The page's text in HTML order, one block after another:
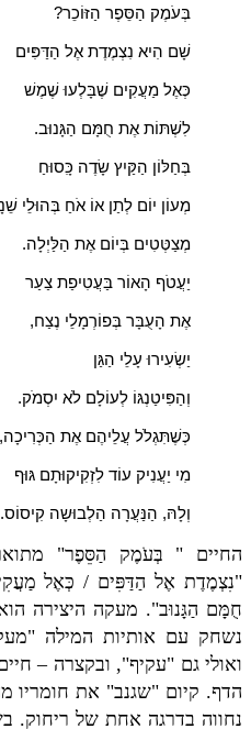
בְּעֹמֶק הַסֵּפֶר הַזּוֹכֵר?
שָׁם הִיא נִצְמֶדֶת אֶל הַדַּפִּים
כְּאֶל מַעֲקִים שֶׁבָּלְעוּ שֶׁמֶשׁ
לִשְׁתּוֹת אֶת חֻמָּם הַגָּנוּב.
בְּחַלּוֹן הַקַּיִץ שָׂדֶה כִָּסוּחַ
מְעוֹן יוֹם לְתַן אוֹ אֹחַ בְּהוּלֵי
מְצַטְּטִים בְּיוֹם אֶת הַלַּיְלָה.
יַעֲטֹף הָאוֹר בַּעֲטִיפַת צַעַר
אֶת הָעֻבָּר בְּפוֹרְמָלֵי נֶצַח,
יַשְׂעִירוּ עָלֵי הַגַּן
וְהַפִּיטַנְגּוֹ לְעוֹלָם לֹא יִסְמֹק.
כְּשֶׁתִּגְלֹל עֲלֵיהֶם אֶת הַכְּרִיכָה,
מִי יַעֲנִיק עוֹד לִזְקִיקוּתָם גּוּף
וְלָהּ, הַנַּעֲרָה הַלְבוּשָה קִיסוֹס.
החיים " בְּעֹמֶק הַסֵּפֶר"
"נִצְמֶדֶת אֶל הַדַּפִּים / כְּאֶל
חֻמָּם הַגָּנוּב". מעקה היצירה
נשחק עם אותיות המילה
ואולי גם "עקיף", ובקצרה –
הדף. קיום "שגנב" את חומריו
נחווה בדרגה אחת של ריחוק.